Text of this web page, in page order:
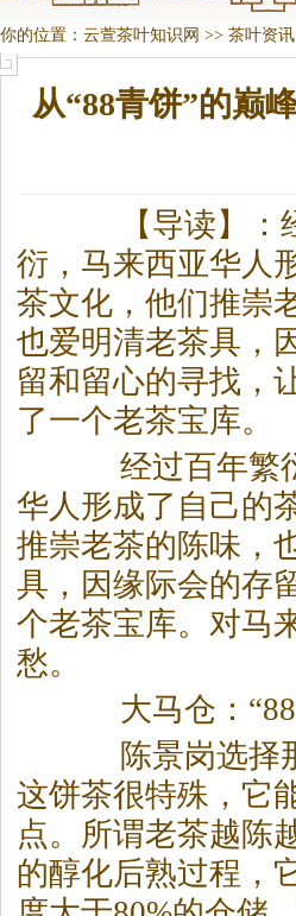
你的位置： 云萱茶叶知识网 >> 茶叶资讯
从“88青饼”的巅
【导读】：
衍，马来西亚华人
茶文化，他们推崇
也爱明清老茶具，
留和留心的寻找，
了一个老茶宝库。
经过百年繁
华人形成了自己的
推崇老茶的陈味，
具，因缘际会的存
个老茶宝库。对马
愁。
大马仓：“88
陈景岗选择那
这饼茶很特殊，它
点。所谓老茶越陈
的醇化后熟过程，